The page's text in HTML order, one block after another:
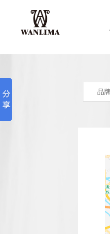
品